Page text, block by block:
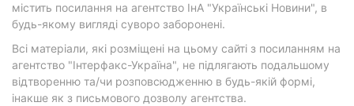
містить посилання на агентство ІнА "Українські Новини", в
будь-якому вигляді суворо заборонені.
Всі матеріали, які розміщені на цьому сайті з посиланням на
агентство "Інтерфакс-Україна", не підлягають подальшому
відтворенню та/чи розповсюдженню в будь-якій формі,
інакше як з письмового дозволу агентства.